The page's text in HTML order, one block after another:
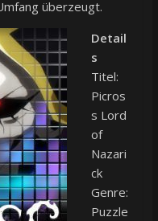
überzeugt.
Detail
s
Titel:
Picros
s Lord
of
Nazari
ck
Genre:
Puzzle